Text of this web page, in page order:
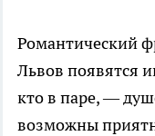
Романтический
Львов появятся
кто в паре, —
возможны